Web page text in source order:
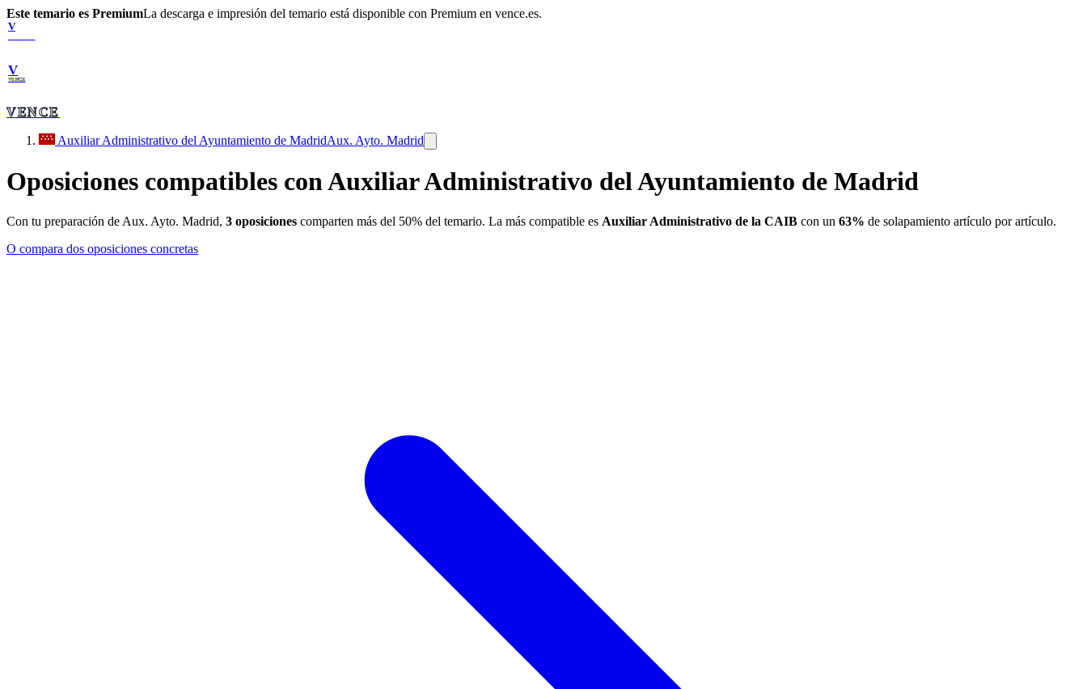
Este temario es PremiumLa descarga e impresión del temario está disponible con Premium en vence.es.
V
V
VENCE
VENCE
Auxiliar Administrativo del Ayuntamiento de MadridAux. Ayto. Madrid
Oposiciones compatibles conAuxiliar Administrativo del Ayuntamiento de Madrid
Con tu preparación de Aux. Ayto. Madrid, 3 oposiciones comparten más del 50% del temario. La más compatible es Auxiliar Administrativo de la CAIB con un 63% de solapamiento artículo por artículo.
O compara dos oposiciones concretas